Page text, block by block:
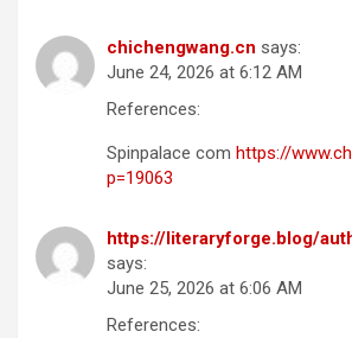
chichengwang.cn says:
June 24, 2026 at 6:12 AM
References:
Spinpalace com https://
p=19063
https://literaryforge.blog/
says:
June 25, 2026 at 6:06 AM
References: